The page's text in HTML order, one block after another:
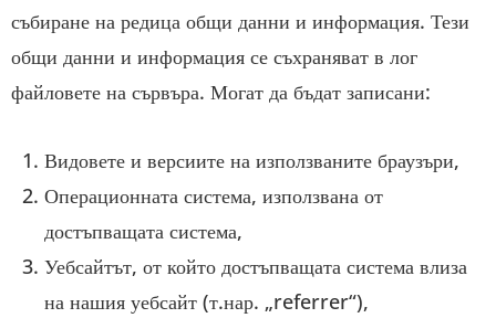
събиране на редица общи данни и информация. Тези
общи данни и информация се съхраняват в лог
файловете на сървъра. Могат да бъдат записани:
Видовете и версиите на използваните браузъри,
Операционната система, използвана от
достъпващата система,
Уебсайтът, от който достъпващата система влиза
на нашия уебсайт (т.нар. „referrer“),